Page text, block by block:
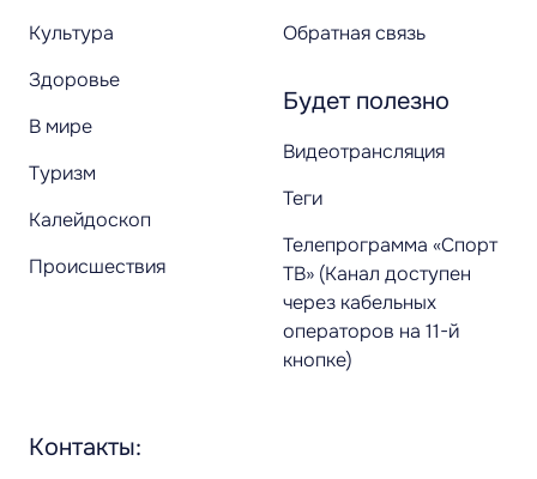
Культура
Здоровье
В мире
Туризм
Калейдоскоп
Происшествия
Обратная связь
Будет полезно
Видеотрансляция
Теги
Телепрограмма «Спорт
ТВ» (Канал доступен
через кабельных
операторов на 11-й
кнопке)
Контакты: